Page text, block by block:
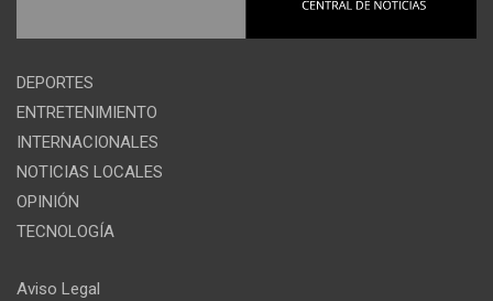
DEPORTES
ENTRETENIMIENTO
INTERNACIONALES
NOTICIAS LOCALES
OPINIÓN
TECNOLOGÍA
Aviso Legal